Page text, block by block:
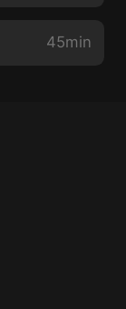
45min